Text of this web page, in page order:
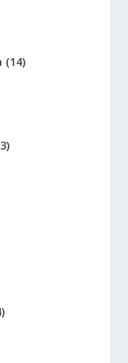
(14)
)
)